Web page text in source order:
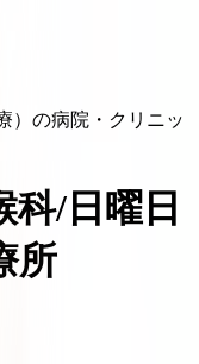
）の病院・クリニッ
科/日曜日
所